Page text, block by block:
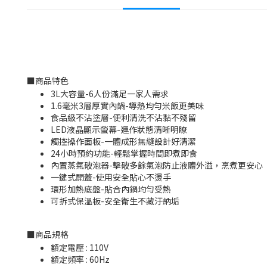
■商品特色
3L大容量-6人份滿足一家人需求
1.6毫米3層厚實內鍋-導熱均勻米飯更美味
食品級不沾塗層-便利清洗不沾黏不殘留
LED液晶顯示螢幕-運作狀態清晰明瞭
觸控操作面板-一體成形無縫設計好清潔
24小時預約功能-輕鬆掌握時間即煮即食
內置蒸氣破泡器-擊破多餘氣泡防止液體外溢，烹煮更安心
一鍵式開蓋-使用安全貼心不燙手
環形加熱底盤-貼合內鍋均勻受熱
可拆式保溫板-安全衛生不藏汙納垢
■商品規格
額定電壓 : 110V
額定頻率 : 60Hz